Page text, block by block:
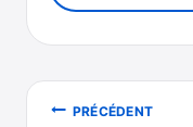
Navigation
PRÉCÉDENT